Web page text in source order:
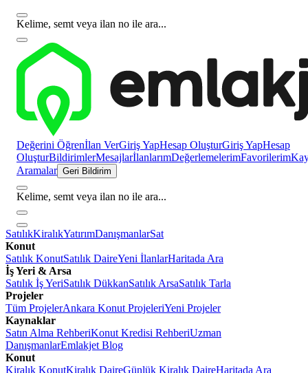
Kelime, semt veya ilan no ile ara...
Değerini Öğrenİlan VerGiriş YapHesap OluşturGiriş YapHesap
OluşturBildirimlerMesajlarİlanlarımDeğerlemelerimFavorilerim
Aramalar Geri Bildirim
Kelime, semt veya ilan no ile ara...
SatılıkKiralıkYatırımDanışmanlarSat
Konut
Satılık KonutSatılık DaireYeni İlanlarHaritada Ara
İş Yeri & Arsa
Satılık İş YeriSatılık DükkanSatılık ArsaSatılık Tarla
Projeler
Tüm ProjelerAnkara Konut ProjeleriYeni Projeler
Kaynaklar
Satın Alma RehberiKonut Kredisi RehberiUzman
DanışmanlarEmlakjet Blog
Konut
Kiralık KonutKiralık DaireGünlük Kiralık DaireHaritada Ara